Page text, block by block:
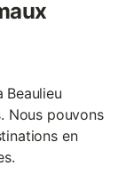
Beaulieu
Nous pouvons
en